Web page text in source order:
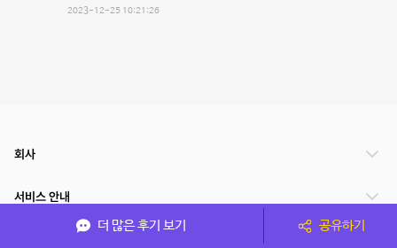
2023-12-25 10:21:26
더 많은 후기 보기 공유하기
회사
서비스 안내